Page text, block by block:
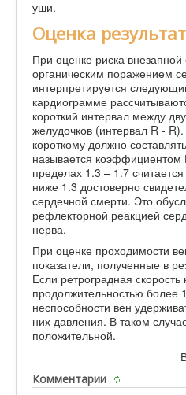
уши.
Оценка
При оценке риска
органическим поражением
интерпретируется
кардиограмме
короткий интервал между
желудочков (интервал R -
короткому должно
называется
пределах 1.3 – 1.7
ниже 1.3 достоверно
сердечной смерти. Это
рефлекторной реакцией
нерва.
При оценке проходимости
показатели, полученные в
Если ретроградная
продолжительностью более
неспособности вен
них давления. В таком
положительной.
Комментарии